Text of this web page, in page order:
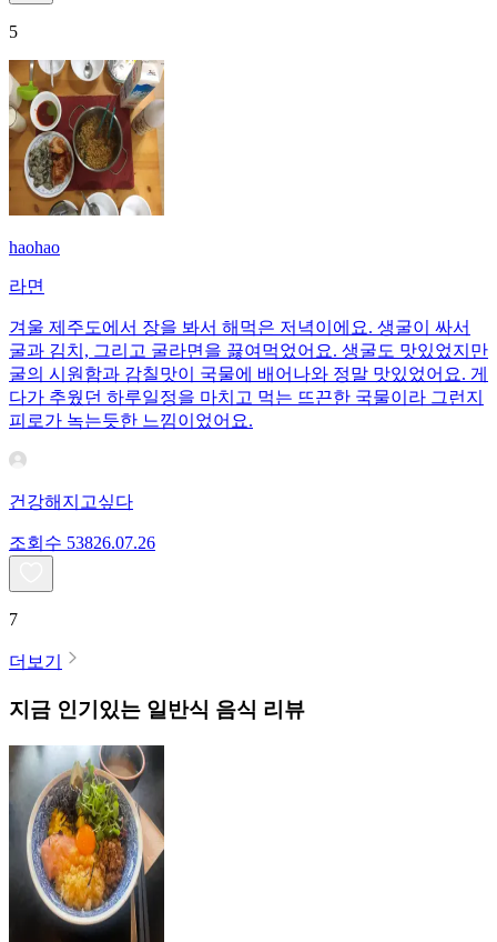
5
haohao
라면
겨울 제주도에서 장을 봐서 해먹은 저녁이에요. 생굴이 싸서
굴과 김치, 그리고 굴라면을 끓여먹었어요. 생굴도 맛있었지만
굴의 시원함과 감칠맛이 국물에 배어나와 정말 맛있었어요. 게
다가 추웠던 하루일정을 마치고 먹는 뜨끈한 국물이라 그런지
피로가 녹는듯한 느낌이었어요.
건강해지고싶다
조회수 53826.07.26
7
더보기
지금 인기있는 일반식 음식 리뷰